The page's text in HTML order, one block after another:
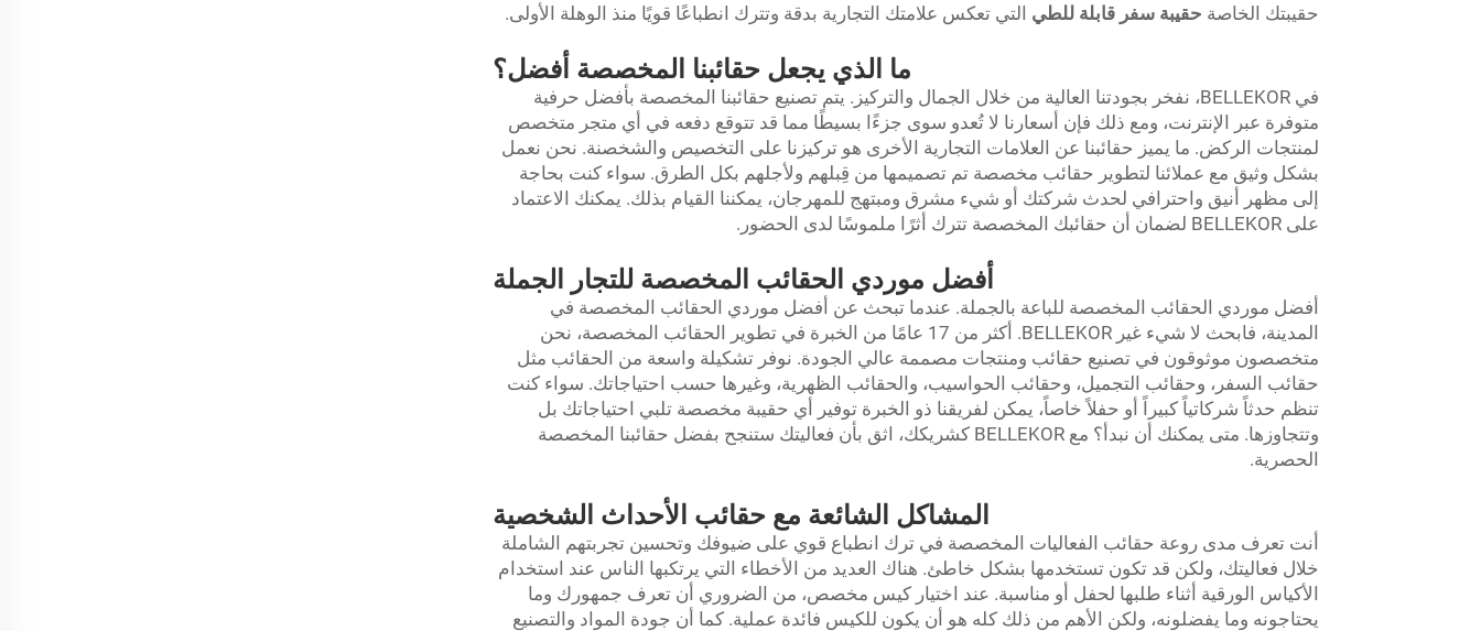
حقيبتك الخاصة حقيبة سفر قابلة للطي التي تعكس علامتك التجارية بدقة وتترك انطباعًا قويًا منذ الوهلة الأولى.
ما الذي يجعل حقائبنا المخصصة أفضل؟
في BELLEKOR، نفخر بجودتنا العالية من خلال الجمال والتركيز. يتم تصنيع حقائبنا المخصصة بأفضل حرفية
متوفرة عبر الإنترنت، ومع ذلك فإن أسعارنا لا تُعدو سوى جزءًا بسيطًا مما قد تتوقع دفعه في أي متجر متخصص
لمنتجات الركض. ما يميز حقائبنا عن العلامات التجارية الأخرى هو تركيزنا على التخصيص والشخصنة. نحن نعمل
بشكل وثيق مع عملائنا لتطوير حقائب مخصصة تم تصميمها من قِبلهم ولأجلهم بكل الطرق. سواء كنت بحاجة
إلى مظهر أنيق واحترافي لحدث شركتك أو شيء مشرق ومبتهج للمهرجان، يمكننا القيام بذلك. يمكنك الاعتماد
على BELLEKOR لضمان أن حقائبك المخصصة تترك أثرًا ملموسًا لدى الحضور.
أفضل موردي الحقائب المخصصة للتجار الجملة
أفضل موردي الحقائب المخصصة للباعة بالجملة. عندما تبحث عن أفضل موردي الحقائب المخصصة في
المدينة، فابحث لا شيء غير BELLEKOR. أكثر من 17 عامًا من الخبرة في تطوير الحقائب المخصصة، نحن
متخصصون موثوقون في تصنيع حقائب ومنتجات مصممة عالي الجودة. نوفر تشكيلة واسعة من الحقائب مثل
حقائب السفر، وحقائب التجميل، وحقائب الحواسيب، والحقائب الظهرية، وغيرها حسب احتياجاتك. سواء كنت
تنظم حدثاً شركاتياً كبيراً أو حفلاً خاصاً، يمكن لفريقنا ذو الخبرة توفير أي حقيبة مخصصة تلبي احتياجاتك بل
وتتجاوزها. متى يمكنك أن نبدأ؟ مع BELLEKOR كشريكك، اثق بأن فعاليتك ستنجح بفضل حقائبنا المخصصة
الحصرية.
المشاكل الشائعة مع حقائب الأحداث الشخصية
أنت تعرف مدى روعة حقائب الفعاليات المخصصة في ترك انطباع قوي على ضيوفك وتحسين تجربتهم الشاملة
خلال فعاليتك، ولكن قد تكون تستخدمها بشكل خاطئ. هناك العديد من الأخطاء التي يرتكبها الناس عند استخدام
الأكياس الورقية أثناء طلبها لحفل أو مناسبة. عند اختيار كيس مخصص، من الضروري أن تعرف جمهورك وما
يحتاجونه وما يفضلونه، ولكن الأهم من ذلك كله هو أن يكون للكيس فائدة عملية. كما أن جودة المواد والتصنيع